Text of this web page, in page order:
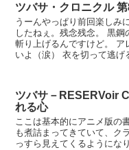
ツバサ・クロニクル
うーんやっぱり前回楽しみ
したねぇ。残念残念。 黒
斬り上げるんですけど。 ア
いよ（涙） 衣を切って逃げ
ツバサ－RESERVoir
れる心
ここは基本的にアニメ版の
も煮詰まってきていて、ク
っすら見えてくるようにな